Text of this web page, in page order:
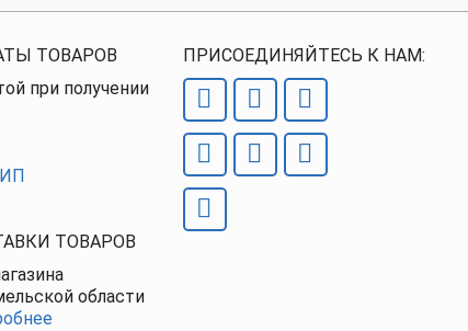
ТОВАРОВ
при получении
ТОВАРОВ
области
ПРИСОЕДИНЯЙТЕСЬ К НАМ: